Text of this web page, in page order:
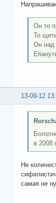
Он то
То
Он над
13-09-12
в 2008
Не
самая не